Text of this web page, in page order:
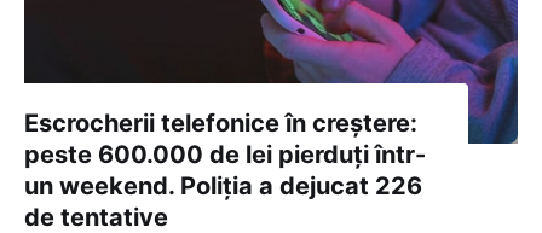
Escrocherii telefonice în creștere:
peste 600.000 de lei pierduți într-
un weekend. Poliția a dejucat 226
de tentative